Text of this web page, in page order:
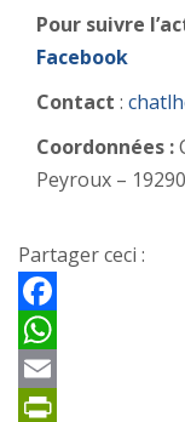
Pour suivre
Facebook
Contact :
Coordonnées :
Peyroux –
Partager ceci :
Facebook
WhatsApp
Email